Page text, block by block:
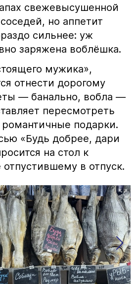
свежевысушенной
но аппетит
сильнее: уж
заряжена воблёшка.
мужика»,
отнести дорогому
— банально, вобла —
пересмотреть
романтичные подарки.
«Будь добрее, дари
на стол к
отпустившему в отпуск.